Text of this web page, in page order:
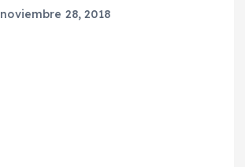
noviembre 28, 2018